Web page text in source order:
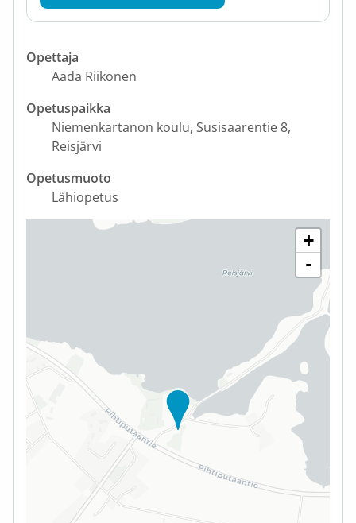
Opettaja
Aada Riikonen
Opetuspaikka
Niemenkartanon koulu Susisaarentie 8
Reisjärvi
Opetusmuoto
Lähiopetus
+
-